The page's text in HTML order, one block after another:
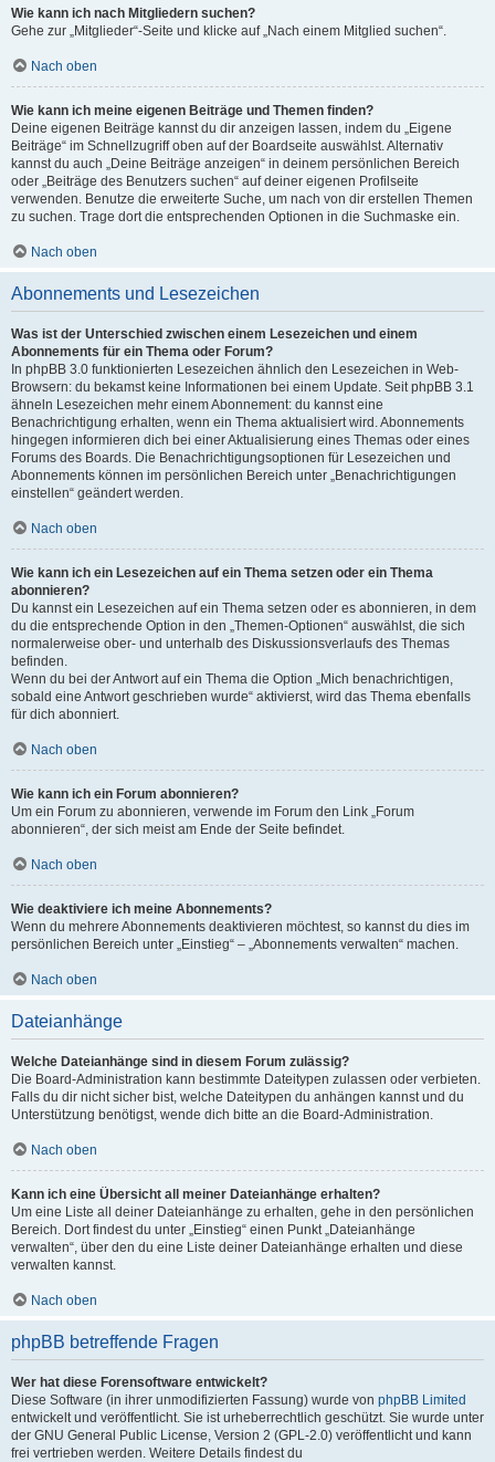
Wie kann ich nach Mitgliedern suchen?
Gehe zur „Mitglieder“-Seite und klicke auf „Nach einem Mitglied suchen“.
Nach oben
Wie kann ich meine eigenen Beiträge und Themen finden?
Deine eigenen Beiträge kannst du dir anzeigen lassen, indem du „Eigene
Beiträge“ im Schnellzugriff oben auf der Boardseite auswählst. Alternativ
kannst du auch „Deine Beiträge anzeigen“ in deinem persönlichen Bereich
oder „Beiträge des Benutzers suchen“ auf deiner eigenen Profilseite
verwenden. Benutze die erweiterte Suche, um nach von dir erstellen Themen
zu suchen. Trage dort die entsprechenden Optionen in die Suchmaske ein.
Nach oben
Abonnements und Lesezeichen
Was ist der Unterschied zwischen einem Lesezeichen und einem
Abonnements für ein Thema oder Forum?
In phpBB 3.0 funktionierten Lesezeichen ähnlich den Lesezeichen in Web-
Browsern: du bekamst keine Informationen bei einem Update. Seit phpBB 3.1
ähneln Lesezeichen mehr einem Abonnement: du kannst eine
Benachrichtigung erhalten, wenn ein Thema aktualisiert wird. Abonnements
hingegen informieren dich bei einer Aktualisierung eines Themas oder eines
Forums des Boards. Die Benachrichtigungsoptionen für Lesezeichen und
Abonnements können im persönlichen Bereich unter „Benachrichtigungen
einstellen“ geändert werden.
Nach oben
Wie kann ich ein Lesezeichen auf ein Thema setzen oder ein Thema
abonnieren?
Du kannst ein Lesezeichen auf ein Thema setzen oder es abonnieren, in dem
du die entsprechende Option in den „Themen-Optionen“ auswählst, die sich
normalerweise ober- und unterhalb des Diskussionsverlaufs des Themas
befinden.
Wenn du bei der Antwort auf ein Thema die Option „Mich benachrichtigen,
sobald eine Antwort geschrieben wurde“ aktivierst, wird das Thema ebenfalls
für dich abonniert.
Nach oben
Wie kann ich ein Forum abonnieren?
Um ein Forum zu abonnieren, verwende im Forum den Link „Forum
abonnieren“, der sich meist am Ende der Seite befindet.
Nach oben
Wie deaktiviere ich meine Abonnements?
Wenn du mehrere Abonnements deaktivieren möchtest, so kannst du dies im
persönlichen Bereich unter „Einstieg“ – „Abonnements verwalten“ machen.
Nach oben
Dateianhänge
Welche Dateianhänge sind in diesem Forum zulässig?
Die Board-Administration kann bestimmte Dateitypen zulassen oder verbieten.
Falls du dir nicht sicher bist, welche Dateitypen du anhängen kannst und du
Unterstützung benötigst, wende dich bitte an die Board-Administration.
Nach oben
Kann ich eine Übersicht all meiner Dateianhänge erhalten?
Um eine Liste all deiner Dateianhänge zu erhalten, gehe in den persönlichen
Bereich. Dort findest du unter „Einstieg“ einen Punkt „Dateianhänge
verwalten“, über den du eine Liste deiner Dateianhänge erhalten und diese
verwalten kannst.
Nach oben
phpBB betreffende Fragen
Wer hat diese Forensoftware entwickelt?
Diese Software (in ihrer unmodifizierten Fassung) wurde von phpBB Limited
entwickelt und veröffentlicht. Sie ist urheberrechtlich geschützt. Sie wurde unter
der GNU General Public License, Version 2 (GPL-2.0) veröffentlicht und kann
frei vertrieben werden. Weitere Details findest du